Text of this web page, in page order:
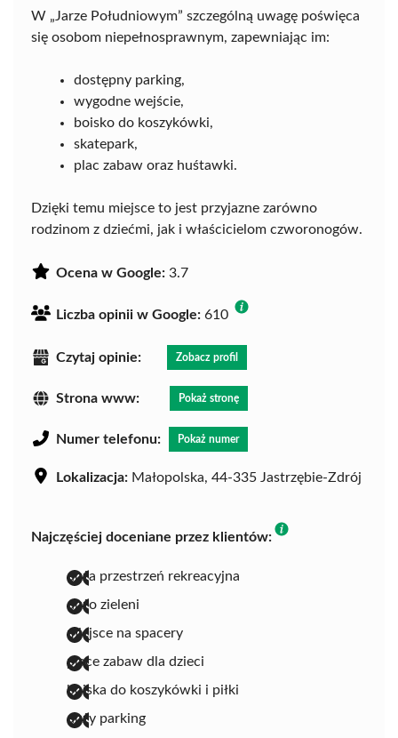
W „Jarze Południowym” szczególną uwagę poświęca
się osobom niepełnosprawnym, zapewniając im:
dostępny parking,
wygodne wejście,
boisko do koszykówki,
skatepark,
plac zabaw oraz huśtawki.
Dzięki temu miejsce to jest przyjazne zarówno
rodzinom z dziećmi, jak i właścicielom czworonogów.
Ocena w Google: 3.7
Liczba opinii w Google: 610
Czytaj opinie: Zobacz profil
Strona www: Pokaż stronę
Numer telefonu: Pokaż numer
Lokalizacja: Małopolska, 44-335 Jastrzębie-Zdrój
Najczęściej doceniane przez klientów:
duża przestrzeń rekreacyjna
dużo zieleni
miejsce na spacery
place zabaw dla dzieci
boiska do koszykówki i piłki
duży parking